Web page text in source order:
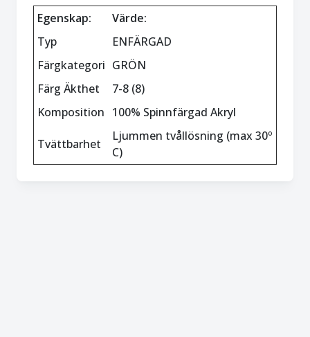
Egenskap:
Värde:
Typ
ENFÄRGAD
Färgkategori GRÖN
Färg Äkthet
7-8 (8)
Komposition 100% Spinnfärgad Akryl
Tvättbarhet
Ljummen tvållösning (max 30º
C)